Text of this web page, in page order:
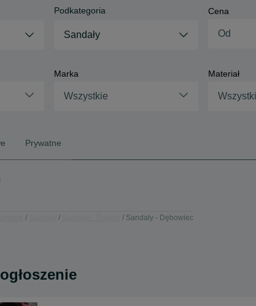
Podkategoria
Sandały
Cena
Marka
Wszystkie
Materiał
Prywatne
Sandały - Dębowiec